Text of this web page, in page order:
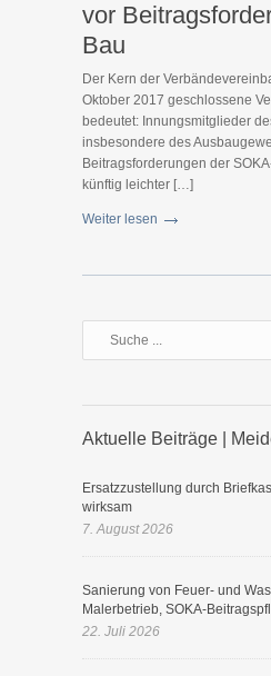
vor
Bau
Der Kern der
Oktober 2017 geschlossene
bedeutet: Innungsmitglieder
insbesondere des
Beitragsforderungen der
künftig leichter […]
Weiter lesen
Aktuelle Beiträge |
Ersatzzustellung durch
wirksam
7. August 2026
Sanierung von Feuer- und
Malerbetrieb, SOKA-
22. Juli 2026